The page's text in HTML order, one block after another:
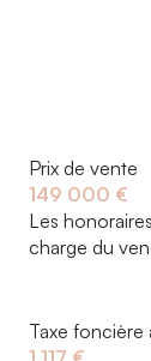
Prix de vente
149 000 €
Les
charge du
Taxe foncière